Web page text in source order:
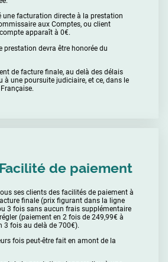
une facturation directe à la prestation
aux Comptes, ou client
apparaît à 0€.
prestation devra être honorée du
de facture finale, au delà des délais
à une poursuite judiciaire, et ce, dans le
de paiement
ses clients des facilités de paiement à
finale (prix figurant dans la ligne
3 fois sans aucun frais supplémentaire
(paiement en 2 fois de 249,99€ à
3 fois au delà de 700€).
fois peut-être fait en amont de la